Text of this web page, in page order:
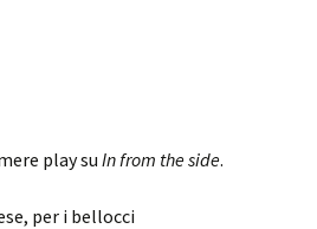
play su In from the side.
per i bellocci